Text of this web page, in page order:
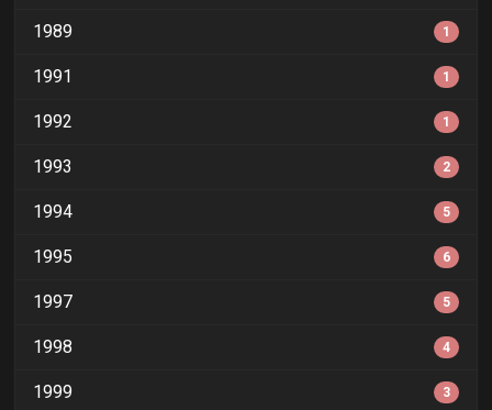
1989 1
1991 1
1992 1
1993 2
1994 5
1995 6
1997 5
1998 4
1999 3